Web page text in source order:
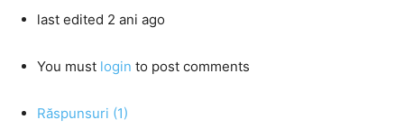
last edited 2 ani ago
You must login to post comments
Răspunsuri (1)